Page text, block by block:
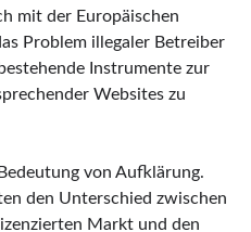
mit der Europäischen
Problem illegaler Betreiber
Instrumente zur
Websites zu
von Aufklärung.
den Unterschied zwischen
Markt und den